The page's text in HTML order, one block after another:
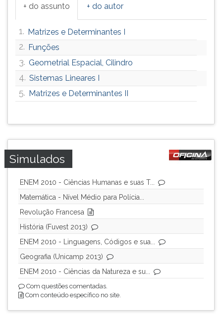
+ do assunto + do autor
1. Matrizes e Determinantes I
2. Funções
3. Geometrial Espacial, Cilindro
4. Sistemas Lineares I
5. Matrizes e Determinantes II
Simulados
ENEM 2010 - Ciências Humanas e suas T...
Matemática - Nível Médio para Polícia...
Revolução Francesa
História (Fuvest 2013)
ENEM 2010 - Linguagens, Códigos e sua...
Geografia (Unicamp 2013)
ENEM 2010 - Ciências da Natureza e su...
Com questões comentadas.
Com conteúdo específico no site.